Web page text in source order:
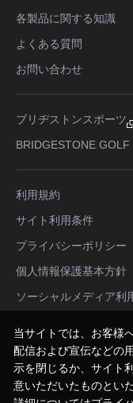
各製品に関する知識
よくある質問
お問い合わせ
ブリヂストンスポーツ
BRIDGESTONE GOLF
利用規約
サイト利用条件
プライバシーポリシー
個人情報保護基本方針
ソーシャルメディア利
当サイトでは、お客様
配信および宣伝などの
示を閉じるか、サイト
意いただいたものとい